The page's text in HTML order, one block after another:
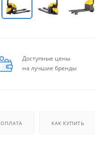
Доступные цены
на лучшие бренды
ОПЛАТА КАК КУПИТЬ